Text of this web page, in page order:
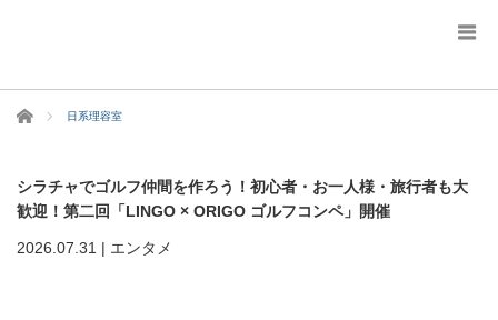
ホーム 日系理容室
シラチャでゴルフ仲間を作ろう！初心者・お一人様・旅行者も大
歓迎！第二回「LINGO × ORIGO ゴルフコンペ」開催
2026.07.31 | エンタメ